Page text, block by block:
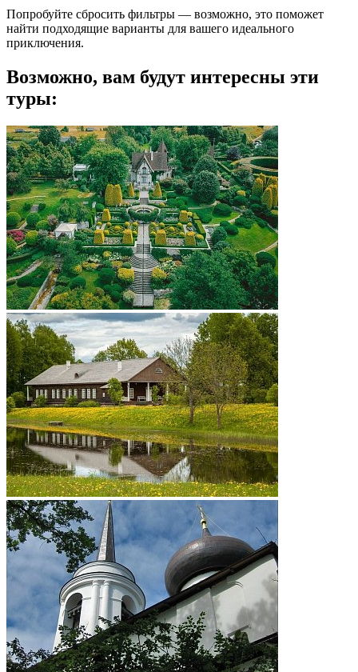
Попробуйте сбросить фильтры — возможно, это поможет
найти подходящие варианты для вашего идеального
приключения.
Возможно, вам будут интересны эти
туры: